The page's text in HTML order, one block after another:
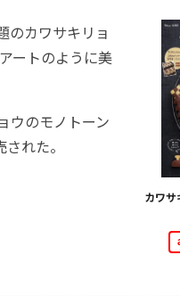
カワサ
のカワサキリョ
ートのように美
ウのモノトーン
れた。